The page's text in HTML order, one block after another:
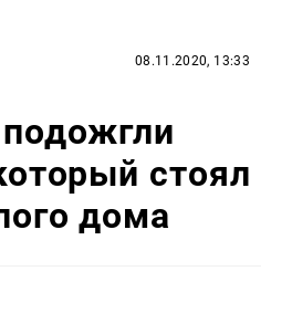
08.11.2020, 13:33
стоял
дома